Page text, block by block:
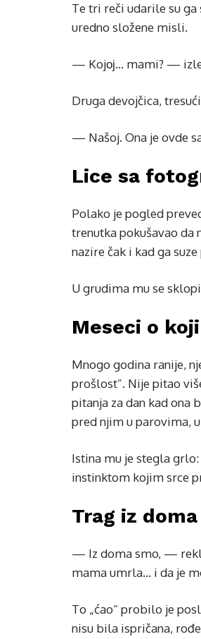
Te tri reči udarile su ga
uredno složene misli.
— Kojој… mami? —
Druga devojčica,
— Našoj. Ona je ovde
Lice sa
Polako je pogled
trenutka pokušavao da
nazire čak i kad ga
U grudima mu se
Meseci o
Mnogo godina ranije,
prošlost”. Nije pitao
pitanja za dan kad ona
pred njim u parovima,
Istina mu je stegla
instinktom kojim srce
Trag iz
— Iz doma smo, —
mama umrla… i da je
To „ćao“ probilo je
nisu bila ispričana,